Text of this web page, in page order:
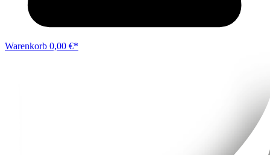
Warenkorb 0,00 €*